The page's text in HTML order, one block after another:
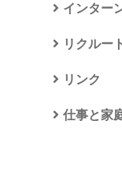
インター
リクルー
リンク
仕事と家